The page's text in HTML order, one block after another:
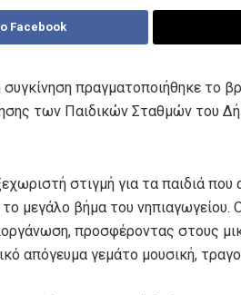
Facebook
πραγματοποιήθηκε το
των Παιδικών Σταθμών του
στιγμή για τα παιδιά που
μεγάλο βήμα του νηπιαγωγείου.
προσφέροντας στους
απόγευμα γεμάτο μουσική,